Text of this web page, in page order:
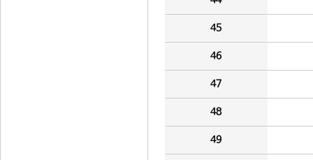
45
46
47
48
49